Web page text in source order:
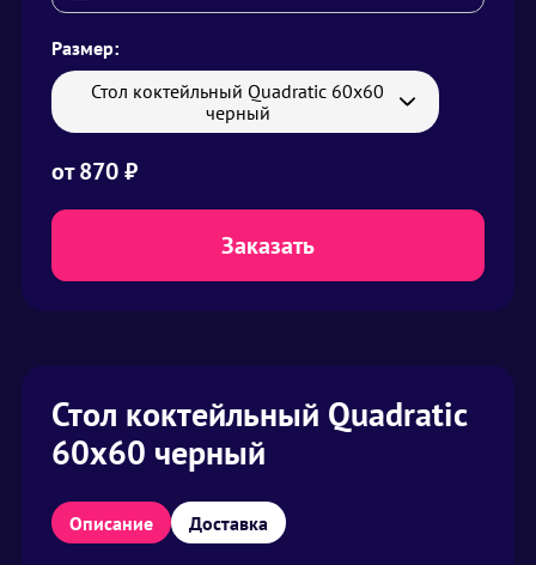
Размер:
Стол коктейльный Quadratic 60х60
черный
от870₽
Заказать
Стол коктейльный Quadratic
60х60 черный
Описание Доставка